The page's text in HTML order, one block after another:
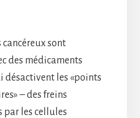
sont
des médicaments
les «points
– des freins
par les cellules